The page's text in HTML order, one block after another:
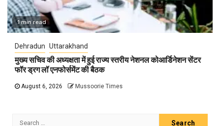
1 min read
Dehradun Uttarakhand
मुख्य सचिव की अध्यक्षता में हुई राज्य स्तरीय नेशनल कोआर्डिनेशन सेंटर
फॉर ड्रग लॉ एनफोर्समेंट की बैठक
August 6, 2026 Mussoorie Times
Search